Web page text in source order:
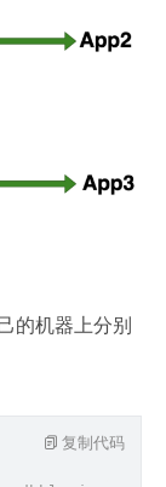
的机器上分别
复制代码